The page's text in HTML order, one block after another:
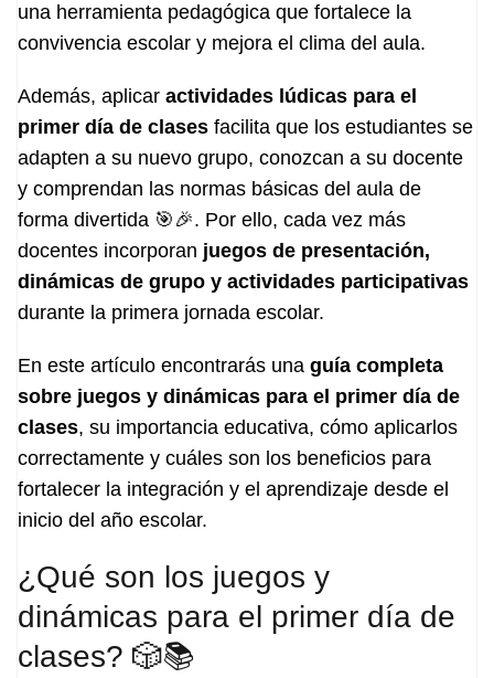
una herramienta pedagógica que fortalece la
convivencia escolar y mejora el clima del aula.
Además, aplicar actividades lúdicas para el
primer día de clases facilita que los estudiantes se
adapten a su nuevo grupo, conozcan a su docente
y comprendan las normas básicas del aula de
forma divertida 🎯🎉. Por ello, cada vez más
docentes incorporan juegos de presentación,
dinámicas de grupo y actividades participativas
durante la primera jornada escolar.
En este artículo encontrarás una guía completa
sobre juegos y dinámicas para el primer día de
clases, su importancia educativa, cómo aplicarlos
correctamente y cuáles son los beneficios para
fortalecer la integración y el aprendizaje desde el
inicio del año escolar.
¿Qué son los juegos y
dinámicas para el primer día de
clases? 🎲📚